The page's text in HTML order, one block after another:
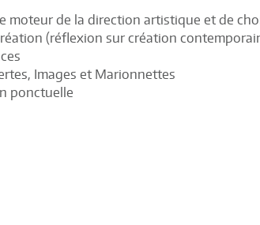
moteur de la direction artistique et de
(réflexion sur création
Images et Marionnettes
ponctuelle